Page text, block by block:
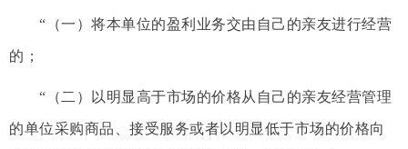
“（一）将本单位的盈利业务交由自己的亲友进行经营
的；
“（二）以明显高于市场的价格从自己的亲友经营管理
的单位采购商品、接受服务或者以明显低于市场的价格向